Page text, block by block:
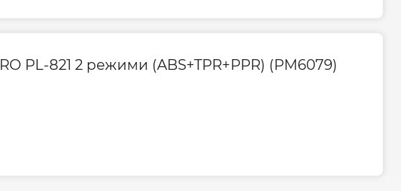
PL-821 2 режими (ABS+TPR+PPR) (PM6079)